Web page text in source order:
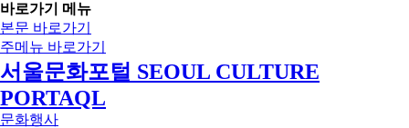
바로가기 메뉴
본문 바로가기
주메뉴 바로가기
서울문화포털 SEOUL CULTURE
PORTAQL
문화행사